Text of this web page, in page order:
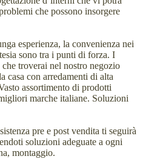
che possono insorgere
esperienza, la convenienza nei
sono tra i punti di forza. I
troverai nel nostro negozio
casa con arredamenti di alta
assortimento di prodotti
marche italiane. Soluzioni
pre e post vendita ti seguirà
soluzioni adeguate a ogni
montaggio.